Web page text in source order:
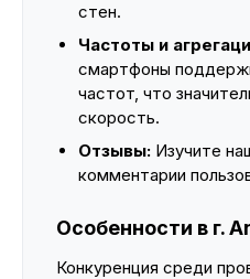
стен.
Частоты и
смартфоны
частот, что
скорость.
Отзывы: Изучите
комментарии
Особенности в г.
Конкуренция среди